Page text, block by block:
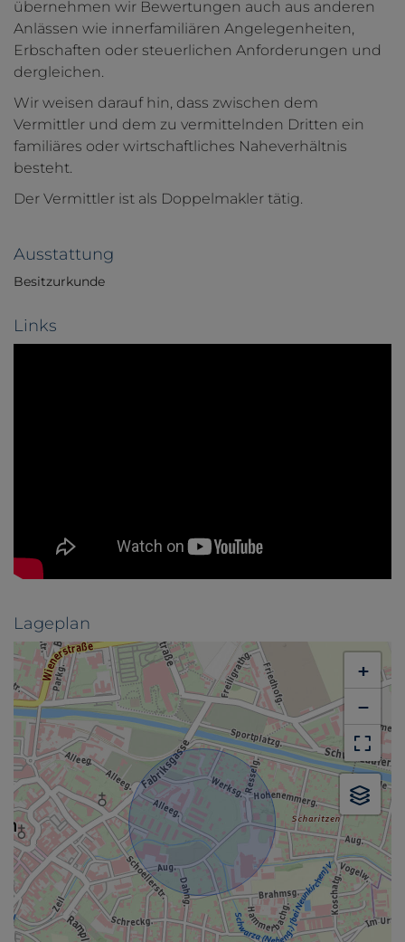
übernehmen wir Bewertungen auch aus anderen
Anlässen wie innerfamiliären Angelegenheiten,
Erbschaften oder steuerlichen Anforderungen und
dergleichen.
Wir weisen darauf hin, dass zwischen dem
Vermittler und dem zu vermittelnden Dritten ein
familiäres oder wirtschaftliches Naheverhältnis
besteht.
Der Vermittler ist als Doppelmakler tätig.
Ausstattung
Besitzurkunde
Links
Lageplan
+
−